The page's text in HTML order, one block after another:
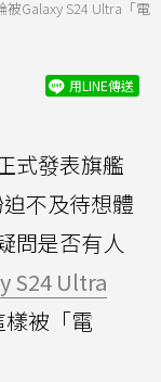
Galaxy S24 Ultra「電
用LINE傳送
式發表旗艦
不及待想體
問是否有人
S24 Ultra
被「電